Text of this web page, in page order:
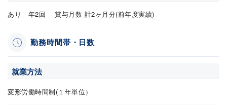
あり 年2回 賞与月数 計2ヶ月分(前年度実績)
勤務時間帯・日数
就業方法
変形労働時間制(１年単位）